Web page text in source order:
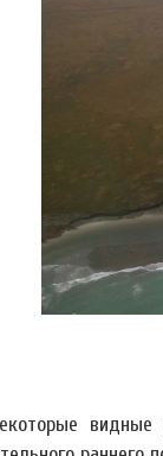
видные